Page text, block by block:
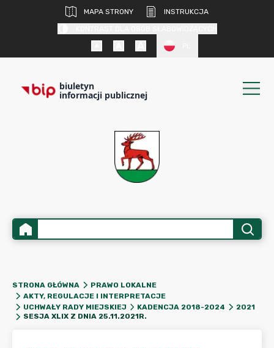
MAPA STRONY
INSTRUKCJA
biuletyn
informacji publicznej
STRONA GŁÓWNA
PRAWO LOKALNE
AKTY, REGULACJE I INTERPRETACJE
UCHWAŁY RADY MIEJSKIEJ
KADENCJA 2018-2024
2021
SESJA XLIX Z DNIA 25.11.2021R.